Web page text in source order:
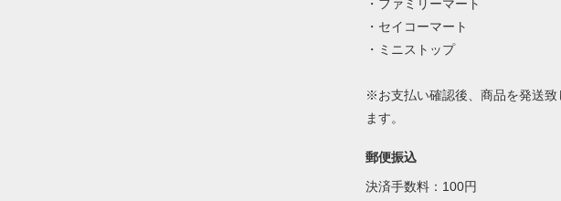
・ファミリーマート
・セイコーマート
・ミニストップ
※お支払い確認後、商品を発送致
ます。
郵便振込
決済手数料：100円